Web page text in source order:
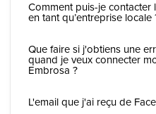
Comment puis-je contacter
en tant qu’entreprise locale
Que faire si j'obtiens une
quand je veux connecter
Embrosa ?
L'email que j'ai reçu de